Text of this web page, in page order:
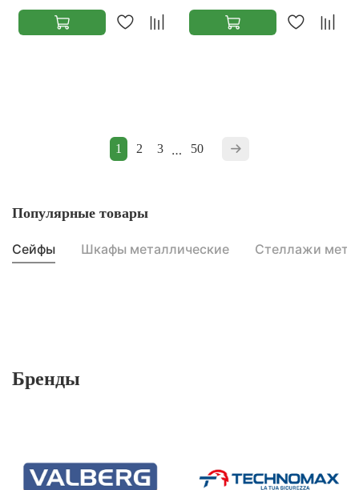
1 2 3 … 50
Популярные товары
Сейфы Шкафы металлические Стеллажи
Бренды